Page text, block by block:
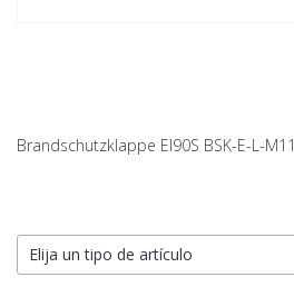
Brandschutzklappe EI90S BSK-E-L-M11
Elija un tipo de artículo